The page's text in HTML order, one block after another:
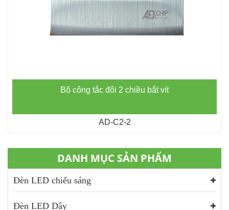
Bộ công tắc đôi 2 chiều bắt vít
AD-C2-2
DANH MỤC SẢN PHẨM
Đèn LED chiếu sáng
Đèn LED Dây